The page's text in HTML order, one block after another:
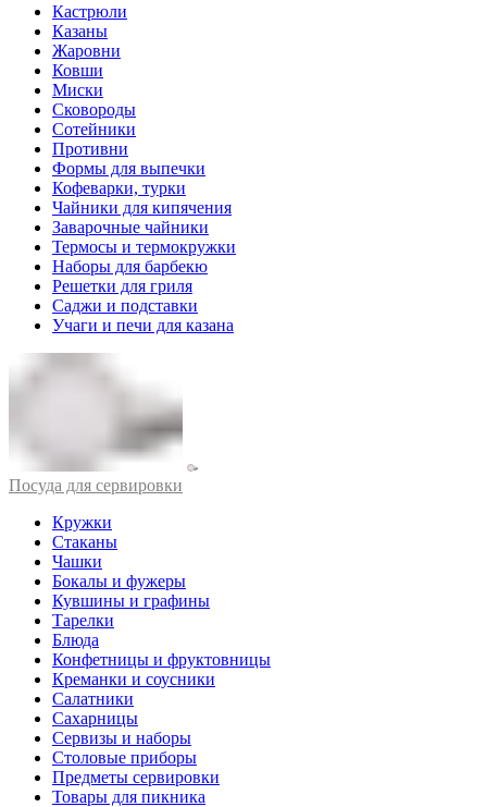
Кастрюли
Казаны
Жаровни
Ковши
Миски
Сковороды
Сотейники
Противни
Формы для выпечки
Кофеварки, турки
Чайники для кипячения
Заварочные чайники
Термосы и термокружки
Наборы для барбекю
Решетки для гриля
Саджи и подставки
Учаги и печи для казана
Посуда для сервировки
Кружки
Стаканы
Чашки
Бокалы и фужеры
Кувшины и графины
Тарелки
Блюда
Конфетницы и фруктовницы
Креманки и соусники
Салатники
Сахарницы
Сервизы и наборы
Столовые приборы
Предметы сервировки
Товары для пикника